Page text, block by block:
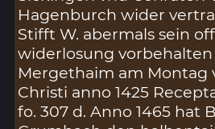
Hagenburch wider
Stifft W. abermals sein
widerlosung
Mergethaim am Montag
Christi anno 1425
fo. 307 d. Anno 1465 hat